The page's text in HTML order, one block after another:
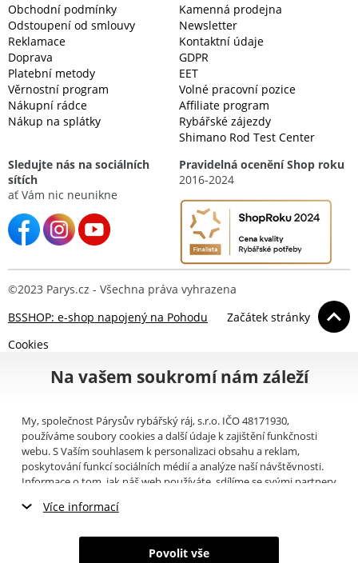
Obchodní podmínky
Odstoupení od smlouvy
Reklamace
Doprava
Platební metody
Věrnostní program
Nákupní rádce
Nákup na splátky
Kamenná prodejna
Newsletter
Kontaktní údaje
GDPR
EET
Volné pracovní pozice
Affiliate program
Rybářské zájezdy
Shimano Rod Test Center
Sledujte nás na sociálních
sítích
ať Vám nic neunikne
Pravidelná ocenění Shop roku
2016-2024
©2023 Parys.cz - Všechna práva vyhrazena
BSSHOP: e-shop napojený na Pohodu
Začátek stránky
Cookies
Na vašem soukromí nám záleží
My, společnost Párysův rybářský ráj, s.r.o. IČO 48171930,
používáme soubory cookies a další údaje k zajištění funkčnosti
webu. S Vaším souhlasem k personalizaci obsahu a reklam,
poskytování funkcí sociálních médií a analýze naší návštěvnosti.
Informace o tom, jak náš web používáte, sdílíme se svými partnery
můžete přečíst, jak tyto informace Google používá. Partneři tyto
poskytli nebo které získali v důsledku toho, že používáte jejich
služby. Tyto údaje zahrnují cookies, data z dalších úložišť, IP
Více informací
Nezbytné cookies
Povolit vše